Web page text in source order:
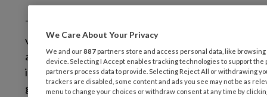
Technologische toepassingen worden steeds
vaker gebruikt in de langdurige zorg. Ook het
aanbod ervan neemt enorm toe. Om je beter
inzicht te bieden in bestaande technologieën,
gekoppeld aan de ervaringen van collega-
We Care About Your Privacy
We and our887 partners store and access personal data, like
device. Selecting I Accept enables tracking technologies to support
partners process data to provide. Selecting Reject All or withdrawing
trackers are disabled, some content and ads you see may not be as
menu to change your choices or withdraw consent at any time by